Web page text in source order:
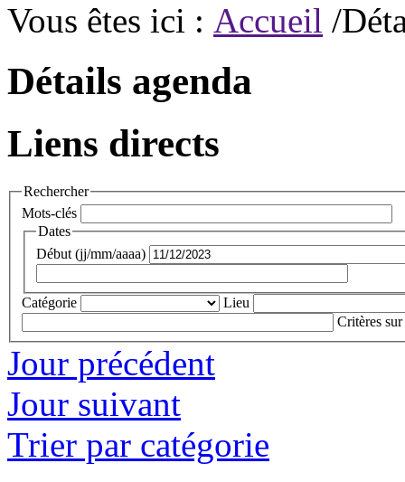
Vous êtes ici : Accueil /
Détails agenda
Liens directs
Rechercher
Mots-clés
Dates
Début (jj/mm/aaaa)
Catégorie
Lieu
Critères sur
Jour précédent
Jour suivant
Trier par catégorie